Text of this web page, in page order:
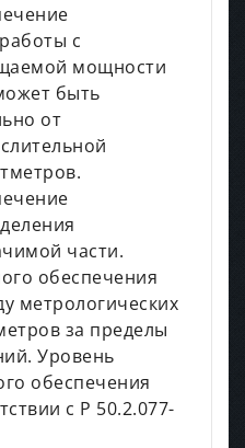
с
мощности
быть
от
части.
обеспечения
метрологических
за пределы
Уровень
обеспечения
с Р 50.2.077-